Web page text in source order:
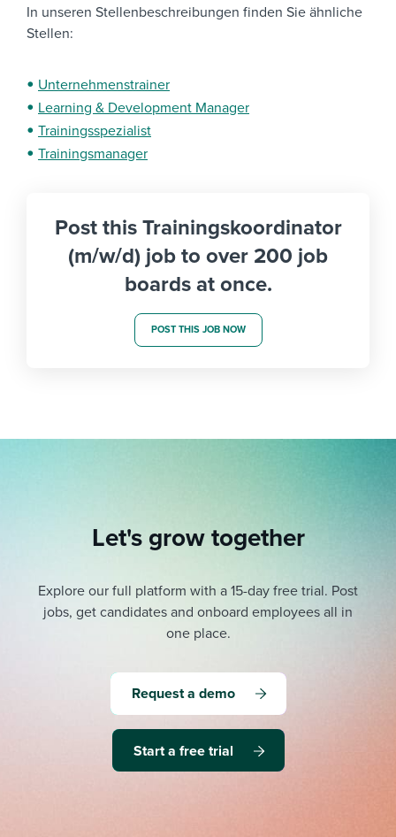
In unseren Stellenbeschreibungen finden Sie ähnliche
Stellen:
Unternehmenstrainer
Learning & Development Manager
Trainingsspezialist
Trainingsmanager
Post this Trainingskoordinator
(m/w/d) job to over 200 job
boards at once.
POST THIS JOB NOW
Let's grow together
Explore our full platform with a 15-day free trial. Post
jobs, get candidates and onboard employees all in
one place.
Request a demo
Start a free trial